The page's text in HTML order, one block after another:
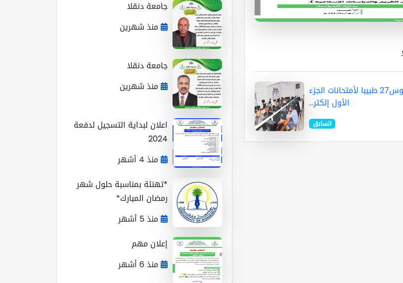
جلوس27 طبيبا لأمتحانات الجزء
الأول إلكتر...
السابق
جامعة دنقلا
منذ شهرين
جامعة دنقلا
منذ شهرين
اعلان لبداية التسجيل لدفعة
2024
منذ 4 أشهر
*تهنئة بمناسبة حلول شهر
رمضان المبارك*
منذ 5 أشهر
إعلان مهم
منذ 6 أشهر